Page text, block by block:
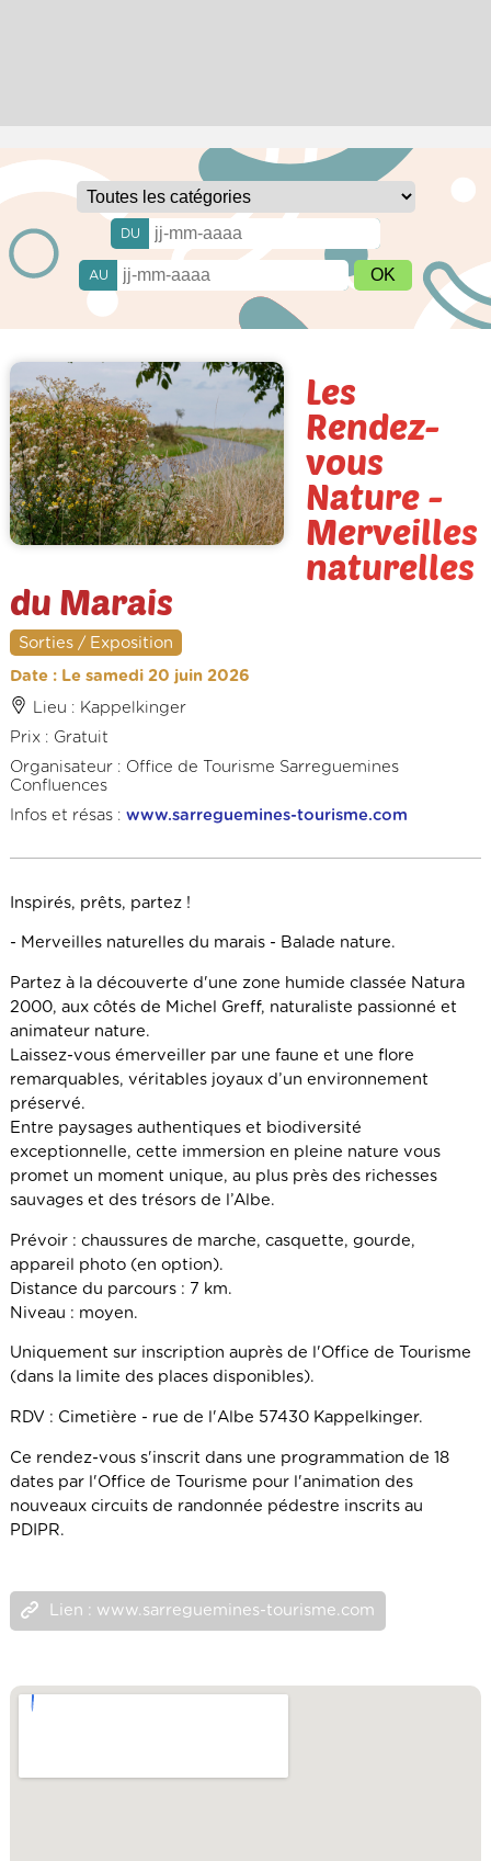
DU
AU
Les
Rendez-
vous
Nature -
Merveilles
naturelles
du Marais
Sorties / Exposition
Date : Le samedi 20 juin 2026
Lieu : Kappelkinger
Prix : Gratuit
Organisateur : Office de Tourisme Sarreguemines
Confluences
Infos et résas : www.sarreguemines-tourisme.com
Inspirés, prêts, partez !
- Merveilles naturelles du marais - Balade nature.
Partez à la découverte d'une zone humide classée Natura
2000, aux côtés de Michel Greff, naturaliste passionné et
animateur nature.
Laissez-vous émerveiller par une faune et une flore
remarquables, véritables joyaux d’un environnement
préservé.
Entre paysages authentiques et biodiversité
exceptionnelle, cette immersion en pleine nature vous
promet un moment unique, au plus près des richesses
sauvages et des trésors de l’Albe.
Prévoir : chaussures de marche, casquette, gourde,
appareil photo (en option).
Distance du parcours : 7 km.
Niveau : moyen.
Uniquement sur inscription auprès de l'Office de Tourisme
(dans la limite des places disponibles).
RDV : Cimetière - rue de l'Albe 57430 Kappelkinger.
Ce rendez-vous s'inscrit dans une programmation de 18
dates par l'Office de Tourisme pour l'animation des
nouveaux circuits de randonnée pédestre inscrits au
PDIPR.
Lien : www.sarreguemines-tourisme.com